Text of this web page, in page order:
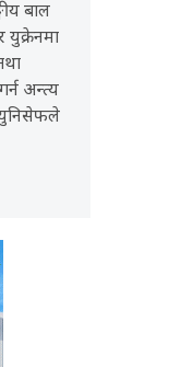
बाल
अन्त्य
युनिसेफले